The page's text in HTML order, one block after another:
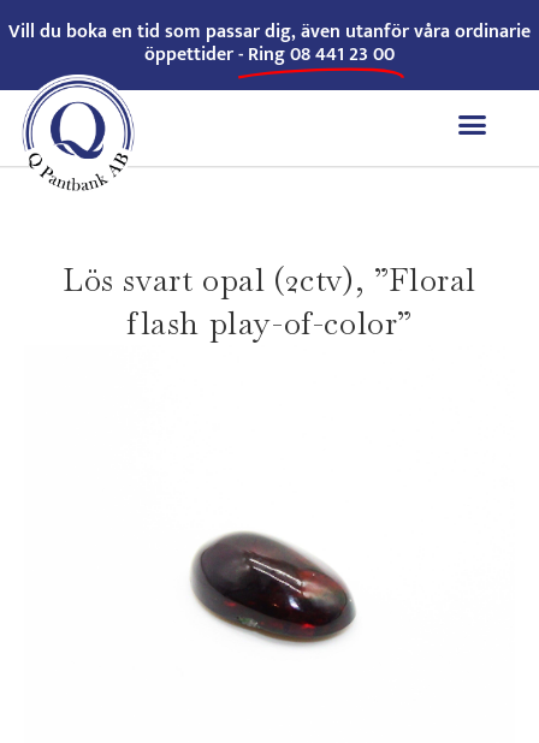
Vill du boka en tid som passar dig, även utanför våra ordinarie
öppettider -Ring 08 441 23 00
Lös svart opal (2ctv), ”Floral
flash play-of-color”